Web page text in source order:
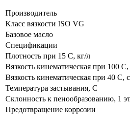
Производитель
Класс вязкости ISO VG
Базовое масло
Спецификации
Плотность при 15 С, кг/л
Вязкость кинематическая при 100
Вязкость кинематическая при 40 С,
Температура застывания, С
Склонность к пенообразованию, 1
Предотвращение коррозии